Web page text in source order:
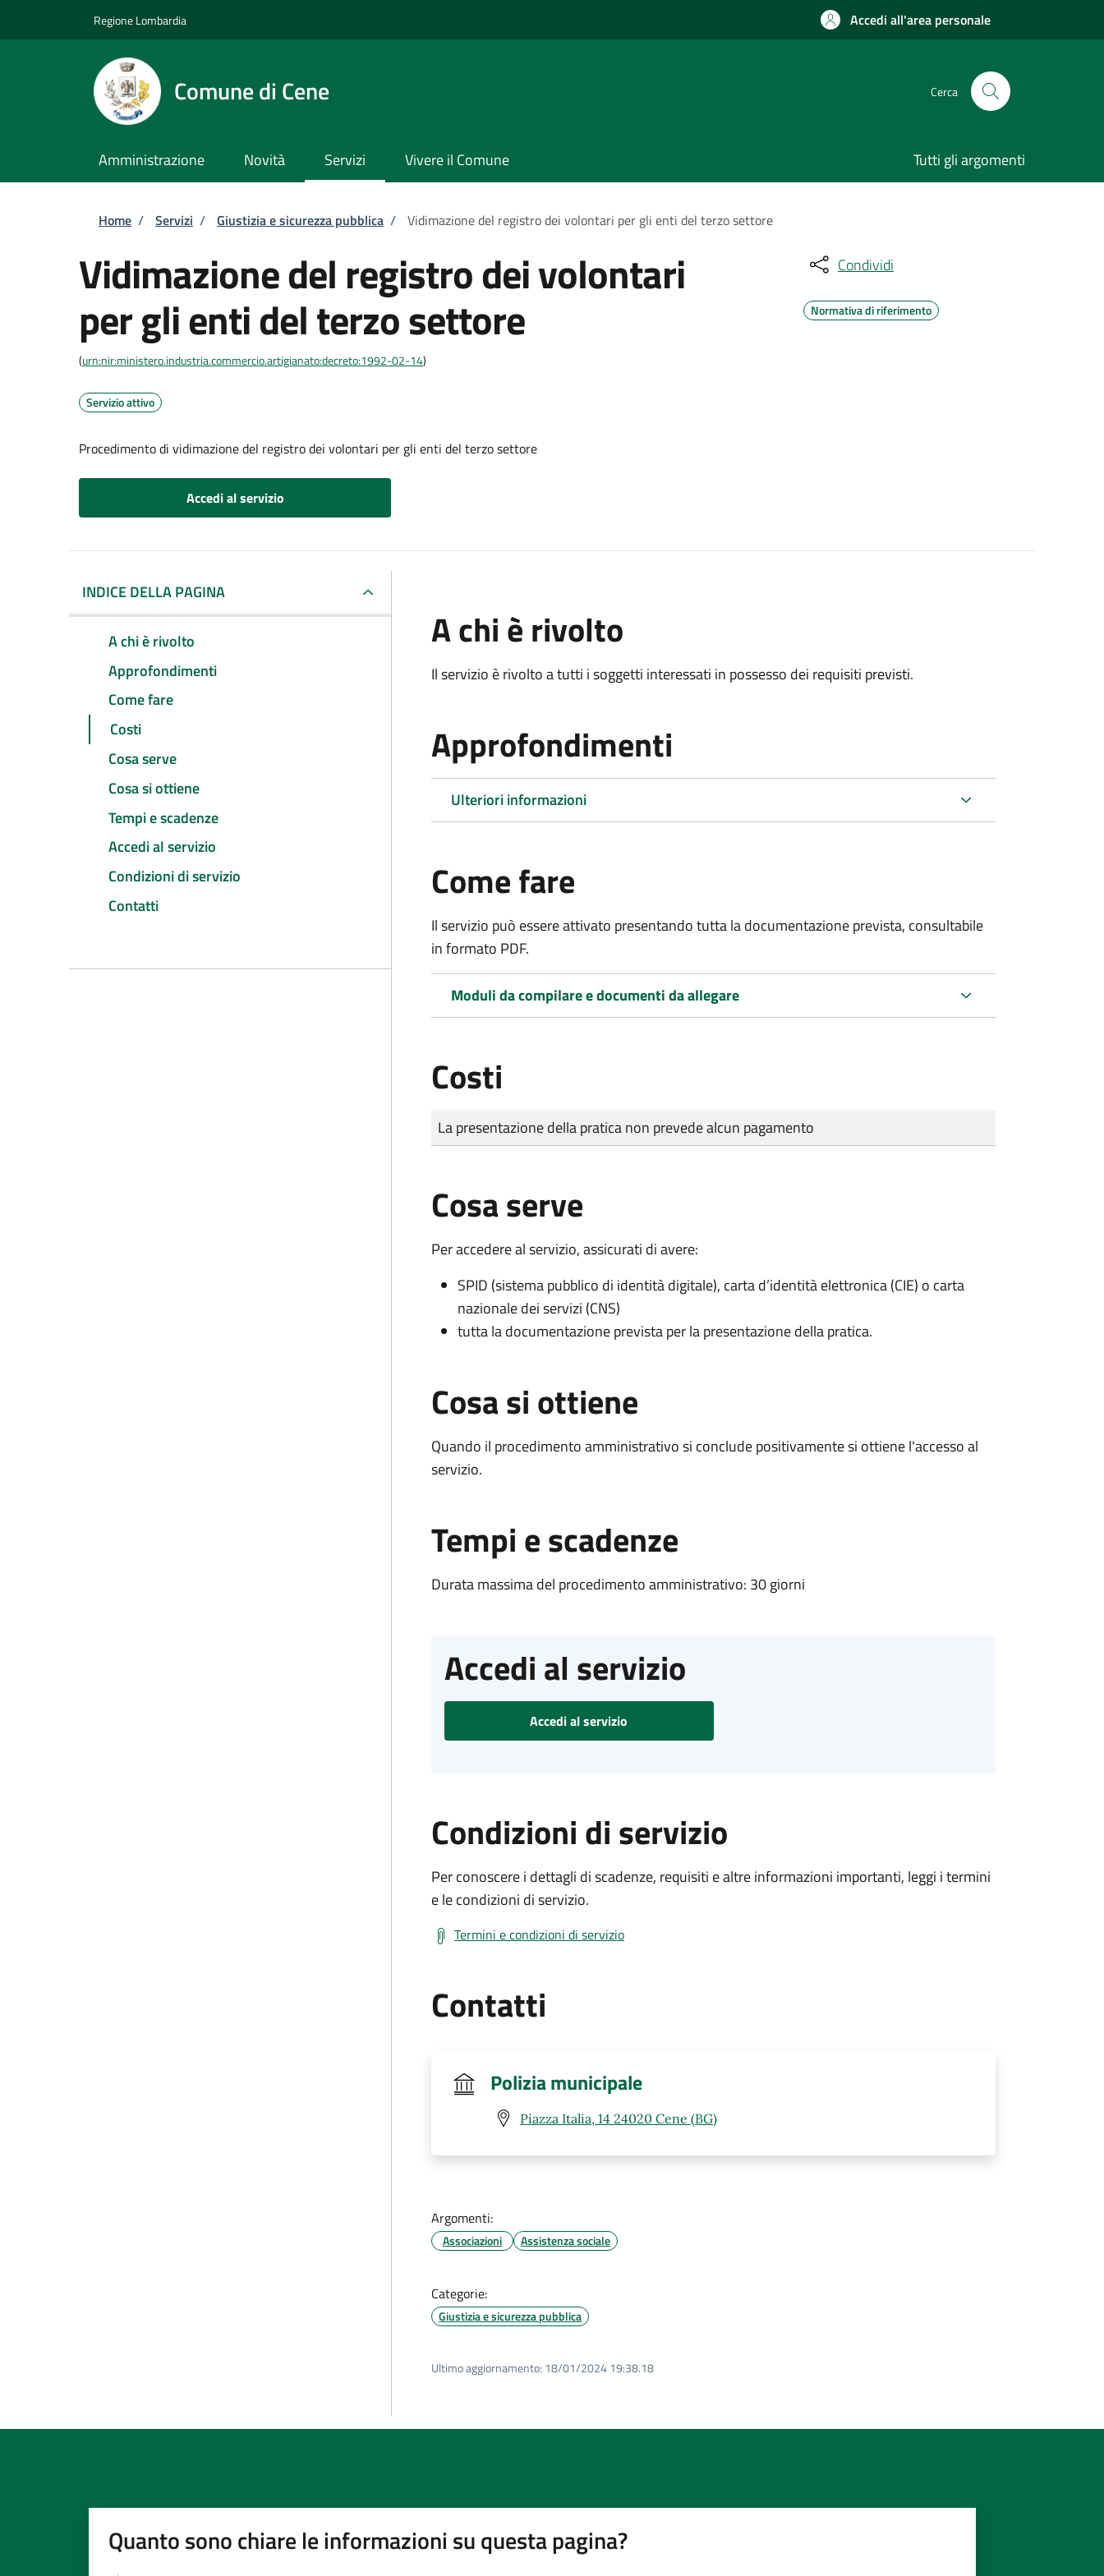
Regione Lombardia Accedi all'area personale
Comune di Cene Cerca
Amministrazione Novità Servizi Vivere il Comune Tutti gli argomenti
Briciole di pane
Home / Servizi / Giustizia e sicurezza pubblica / Vidimazione del registro dei volontari per gli enti del terzo settore
Vidimazione del registro dei volontari
per gli enti del terzo settore
(urn:nir:ministero.industria.commercio.artigianato:decreto:1992-02-14)
Servizio attivo
Procedimento di vidimazione del registro dei volontari per gli enti del terzo settore
Accedi al servizio
Condividi
Normativa di riferimento
INDICE DELLA PAGINA
A chi è rivolto
Approfondimenti
Come fare
Costi
Cosa serve
Cosa si ottiene
Tempi e scadenze
Accedi al servizio
Condizioni di servizio
Contatti
A chi è rivolto
Il servizio è rivolto a tutti i soggetti interessati in possesso dei requisiti previsti.
Approfondimenti
Ulteriori informazioni
Come fare
Il servizio può essere attivato presentando tutta la documentazione prevista, consultabile
in formato PDF.
Moduli da compilare e documenti da allegare
Costi
Tipo di pagamento
Importo
La presentazione della pratica non prevede alcun pagamento
Cosa serve
Per accedere al servizio, assicurati di avere:
SPID (sistema pubblico di identità digitale), carta d’identità elettronica (CIE) o carta
nazionale dei servizi (CNS)
tutta la documentazione prevista per la presentazione della pratica.
Cosa si ottiene
Quando il procedimento amministrativo si conclude positivamente si ottiene l'accesso al
servizio.
Tempi e scadenze
Durata massima del procedimento amministrativo: 30 giorni
Accedi al servizio
Accedi al servizio
Condizioni di servizio
Per conoscere i dettagli di scadenze, requisiti e altre informazioni importanti, leggi i termini
e le condizioni di servizio.
Termini e condizioni di servizio
Contatti
Polizia municipale
Piazza Italia, 14 24020 Cene (BG)
Argomenti:
Associazioni Assistenza sociale
Categorie:
Giustizia e sicurezza pubblica
Ultimo aggiornamento: 18/01/2024 19:38.18
Quanto sono chiare le informazioni su questa pagina?